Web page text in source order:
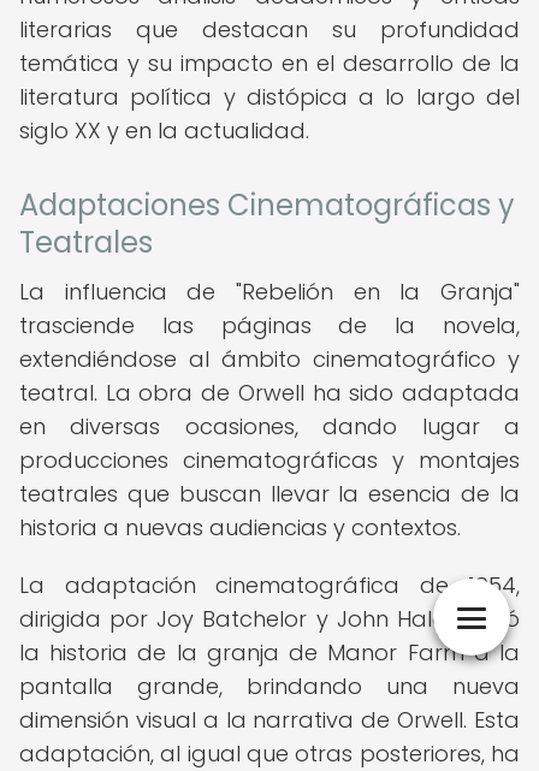
literarias que destacan su profundidad
temática y su impacto en el desarrollo de la
literatura política y distópica a lo largo del
siglo XX y en la actualidad.
Adaptaciones Cinematográficas y
Teatrales
La influencia de "Rebelión en la Granja"
trasciende las páginas de la novela,
extendiéndose al ámbito cinematográfico y
teatral. La obra de Orwell ha sido adaptada
en diversas ocasiones, dando lugar a
producciones cinematográficas y montajes
teatrales que buscan llevar la esencia de la
historia a nuevas audiencias y contextos.
La adaptación cinematográfica de 1954,
dirigida por Joy Batchelor y John Halas, llevó
la historia de la granja de Manor Farm a la
pantalla grande, brindando una nueva
dimensión visual a la narrativa de Orwell. Esta
adaptación, al igual que otras posteriores, ha